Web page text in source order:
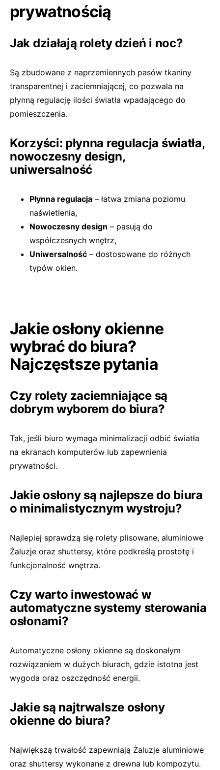
prywatnością
Jak działają rolety dzień i noc?
Są zbudowane z naprzemiennych pasów tkaniny
transparentnej i zaciemniającej, co pozwala na
płynną regulację ilości światła wpadającego do
pomieszczenia.
Korzyści: płynna regulacja światła,
nowoczesny design,
uniwersalność
Płynna regulacja – łatwa zmiana poziomu
naświetlenia,
Nowoczesny design – pasują do
współczesnych wnętrz,
Uniwersalność – dostosowane do różnych
typów okien.
Jakie osłony okienne
wybrać do biura?
Najczęstsze pytania
Czy rolety zaciemniające są
dobrym wyborem do biura?
Tak, jeśli biuro wymaga minimalizacji odbić światła
na ekranach komputerów lub zapewnienia
prywatności.
Jakie osłony są najlepsze do biura
o minimalistycznym wystroju?
Najlepiej sprawdzą się rolety plisowane, aluminiowe
Żaluzje oraz shuttersy, które podkreślą prostotę i
funkcjonalność wnętrza.
Czy warto inwestować w
automatyczne systemy sterowania
osłonami?
Automatyczne osłony okienne są doskonałym
rozwiązaniem w dużych biurach, gdzie istotna jest
wygoda oraz oszczędność energii.
Jakie są najtrwalsze osłony
okienne do biura?
Największą trwałość zapewniają Żaluzje aluminiowe
oraz shuttersy wykonane z drewna lub kompozytu.